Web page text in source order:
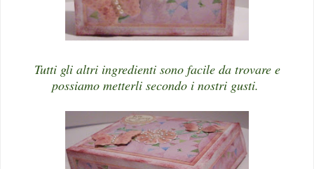
Tutti gli altri ingredienti sono facile da trovare e
possiamo metterli secondo i nostri gusti.